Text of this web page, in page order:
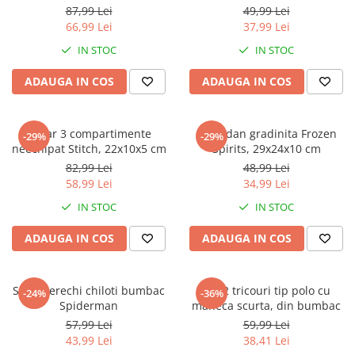
Star Wars
R-Walker
Pokemon
Baby Shark
Testoasele Ninja
Fireman Sam
Disney
Frozen Disney
Printesele Disney
Disney
Mickey Mouse Disney
Baby Shark
Pokemon
Pink Panther
Bing
Marie Cat
Skateboard
Casti protectie sport
Manusi sport
Vehicule
Casute si Locuri de joaca
Sporturi de interior
87,99 Lei
66,99 Lei
IN STOC
ADAUGA IN COS
49,99 Lei
37,99 Lei
IN STOC
ADAUGA IN COS
-29%
Penar 3 compartimente
neechipat Stitch, 22x10x5 cm
82,99 Lei
58,99 Lei
IN STOC
ADAUGA IN COS
-29%
Ghiozdan gradinita Frozen
Spirits, 29x24x10 cm
48,99 Lei
34,99 Lei
IN STOC
ADAUGA IN COS
-24%
Set 5 perechi chiloti bumbac
Spiderman
57,99 Lei
43,99 Lei
-36%
Set 2 tricouri tip polo cu
maneca scurta, din bumbac
59,99 Lei
38,41 Lei